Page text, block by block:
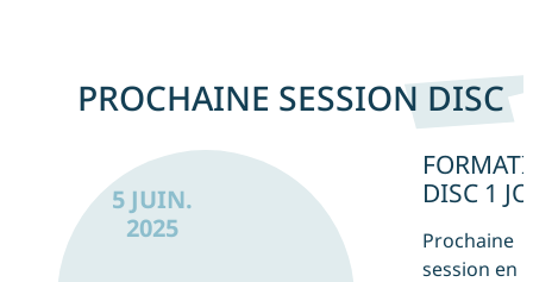
PROCHAINE SESSION DISC
5 JUIN.
2025
DISC 1
Prochaine
session en